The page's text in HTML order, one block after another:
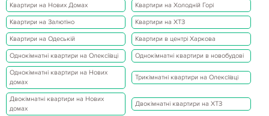
Квартири на Нових Домах Квартири на Холодній Горі
Квартири на Залютіно Квартири на ХТЗ
Квартири на Одеській Квартири в центрі Харкова
Однокімнатні квартири на Олексіївці Однокімнатні квартири в новобудові
Однокімнатні квартири на Нових
домах
Трикімнатні квартири на Олексіївці
Двокімнатні квартири на Нових
домах
Двокімнатні квартири на ХТЗ